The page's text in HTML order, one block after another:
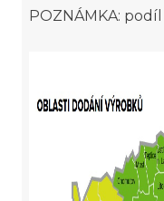
POZNÁMKA: